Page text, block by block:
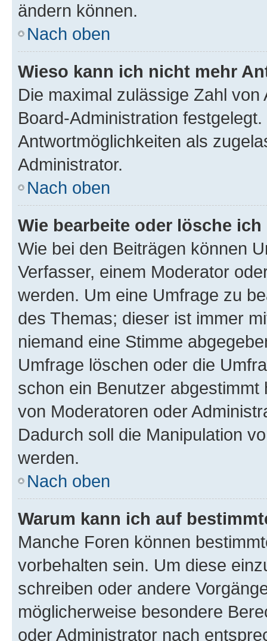
ändern können.
Nach oben
Wieso kann ich nicht mehr
Die maximal zulässige Zahl
Board-Administration
Antwortmöglichkeiten als
Administrator.
Nach oben
Wie bearbeite oder lösche
Wie bei den Beiträgen können
Verfasser, einem Moderator
werden. Um eine Umfrage zu
des Themas; dieser ist immer
niemand eine Stimme
Umfrage löschen oder die
schon ein Benutzer
von Moderatoren oder
Dadurch soll die Manipulation
werden.
Nach oben
Warum kann ich auf
Manche Foren können
vorbehalten sein. Um diese
schreiben oder andere
möglicherweise besondere
oder Administrator nach